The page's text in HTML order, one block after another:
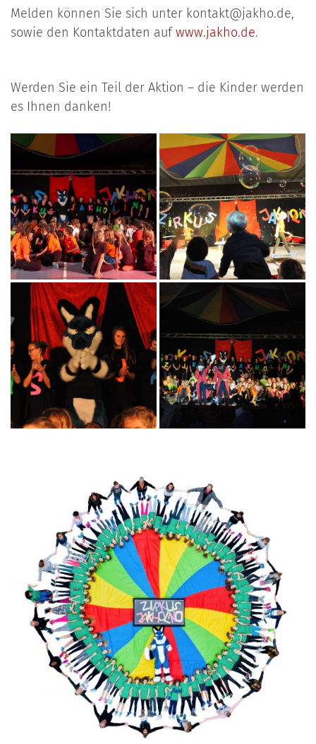
Melden können Sie sich unter kontakt@jakho.de,
sowie den Kontaktdaten aufwww.jakho.de.
Werden Sie ein Teil der Aktion – die Kinder werden
es Ihnen danken!